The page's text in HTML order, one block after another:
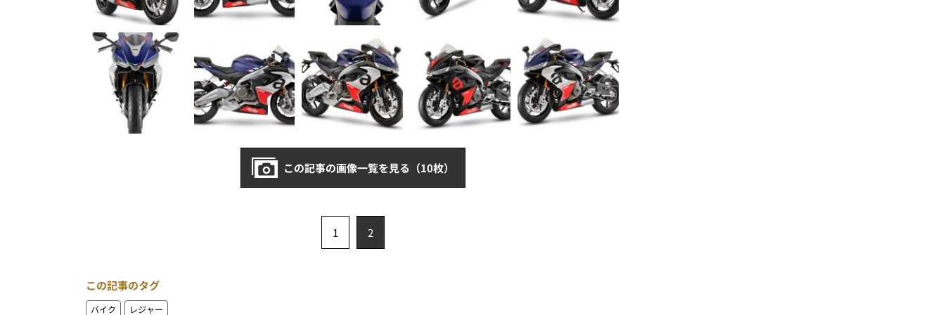
この記事の画像一覧を見る（10枚）
1 2
この記事のタグ
バイク レジャー